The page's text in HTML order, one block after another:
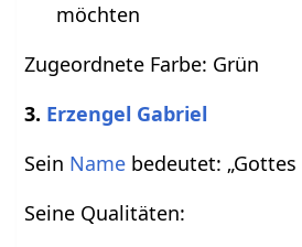
möchten
Zugeordnete Farbe: Grün
3. Erzengel Gabriel
Sein Name bedeutet: „Gottes
Seine Qualitäten: